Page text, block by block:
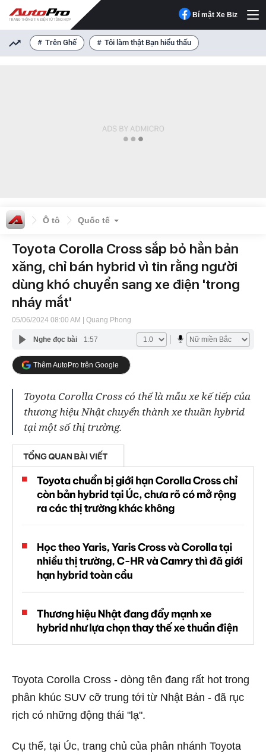
Bí mật Xe Biz
Trên Ghế Tôi làm thật Bạn hiểu thấu
Ô tô Quốc tế
Toyota Corolla Cross sắp bỏ hẳn bản
xăng, chỉ bán hybrid vì tin rằng người
dùng khó chuyển sang xe điện 'trong
nháy mắt'
05/06/2024 08:00 AM | Quang Phong
Nghe đọc bài 1:57
Thêm AutoPro trên Google
Toyota Corolla Cross có thể là mẫu xe kế tiếp của
thương hiệu Nhật chuyển thành xe thuần hybrid
tại một số thị trường.
Toyota Corolla Cross - dòng tên đang rất hot trong
phân khúc SUV cỡ trung tới từ Nhật Bản - đã rục
rịch có những động thái "lạ".
Cụ thể, tại Úc, trang chủ của phân nhánh Toyota